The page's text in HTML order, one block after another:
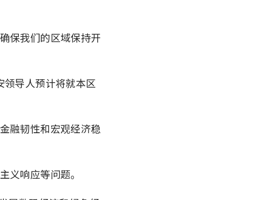
保我们的区域保持开
导人预计将就本区
融韧性和宏观经济稳
义响应等问题。